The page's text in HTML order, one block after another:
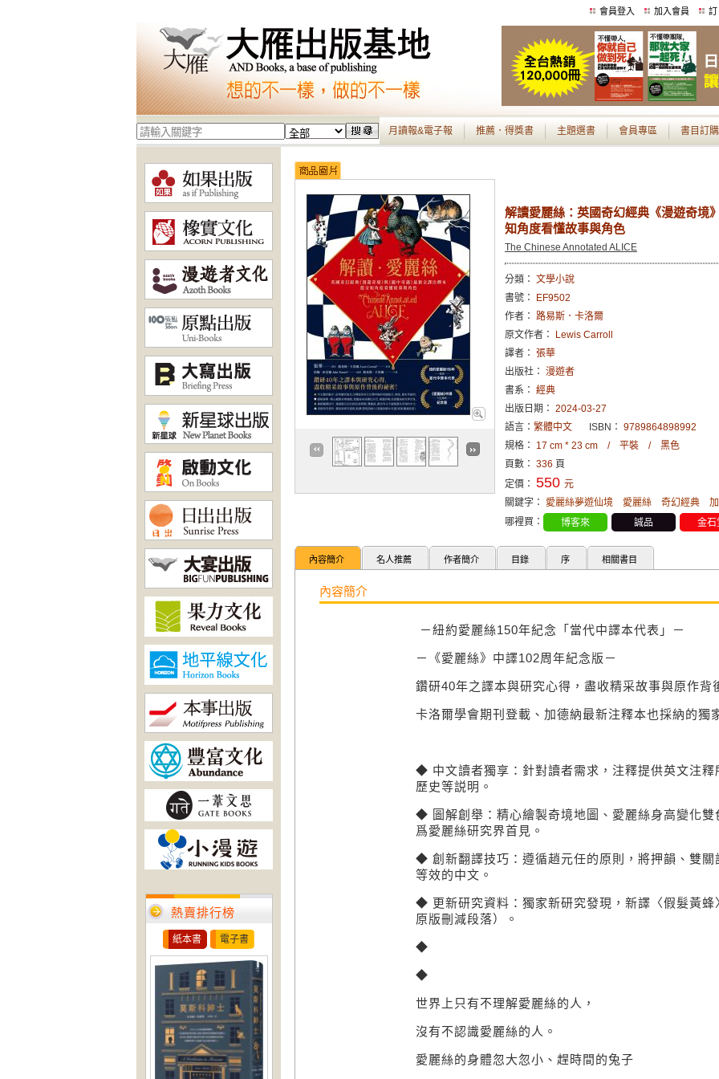
會員登入 加入會員 訂
月讀報&電子報 推薦．得獎書 主題選書 會員專區 書目訂
熱賣排行榜
紙本書 電子書
解讀愛麗絲：英國奇幻經典《漫遊奇境
知角度看懂故事與角色
The Chinese Annotated ALICE
分類： 文學小說
書號：
EF9502
作者： 路易斯．卡洛爾
原文作者：
Lewis Carroll
譯者： 張華
出版社： 漫遊者
書系： 經典
出版日期： 2024-03-27
語言： 繁體中文 ISBN： 9789864898992
規格： 17 cm * 23 cm / 平裝 / 黑色
頁數： 336 頁
定價： 550 元
關鍵字： 愛麗絲夢遊仙境 愛麗絲 奇幻經典
哪裡買：
博客來 誠品 金石
內容簡介 名人推薦 作者簡介 目錄 序 相關書目
內容簡介
－紐約愛麗絲150年紀念「當代中譯本代表」－
－《愛麗絲》中譯102周年紀念版－
鑽研40年之譯本與研究心得，盡收精采故事與原作背
卡洛爾學會期刊登載、加德納最新注釋本也採納的獨
◆ 中文讀者獨享：針對讀者需求，注釋提供英文注釋
歷史等説明。
◆ 圖解創舉：精心繪製奇境地圖、愛麗絲身高變化雙
爲愛麗絲研究界首見。
◆ 創新翻譯技巧：遵循趙元任的原則，將押韻、雙關
等效的中文。
◆ 更新研究資料：獨家新研究發現，新譯〈假髮黃蜂
原版刪減段落）。
◆
◆
世界上只有不理解愛麗絲的人，
沒有不認識愛麗絲的人。
愛麗絲的身體忽大忽小、趕時間的兔子